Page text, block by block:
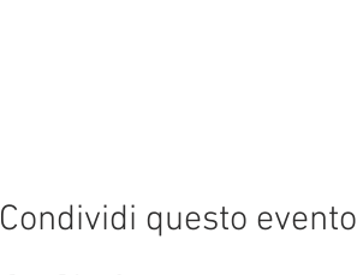
Condividi questo evento